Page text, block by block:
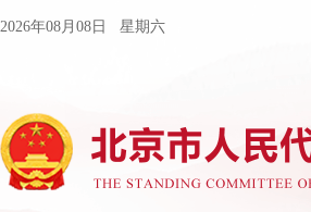
2026年08月08日 星期六